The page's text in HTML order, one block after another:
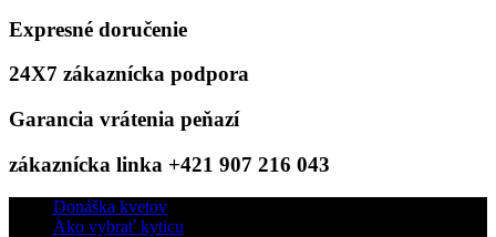
Expresné doručenie
24X7 zákaznícka podpora
Garancia vrátenia peňazí
zákaznícka linka +421 907 216 043
Donáška kvetov
Ako vybrať kyticu